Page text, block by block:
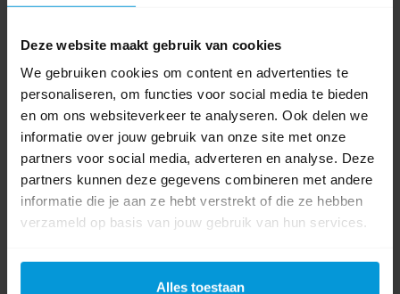
Deze website maakt gebruik van cookies
We gebruiken cookies om content en advertenties te
personaliseren, om functies voor social media te bieden
en om ons websiteverkeer te analyseren. Ook delen we
informatie over jouw gebruik van onze site met onze
partners voor social media, adverteren en analyse. Deze
partners kunnen deze gegevens combineren met andere
informatie die je aan ze hebt verstrekt of die ze hebben
verzameld op basis van jouw gebruik van hun services.
Alles toestaan
elkaar aan en is die ook niet zo diep als bij een houtenvloer.
Toch worden de groeven na verloop van tijd vies. Een paar
tips hoe je de V-voegen in je laminaat kunt schoonmaken.
Neem bijvoorbeeld een zachte bezem of borstel en doop die
in je emmer met schoonmaakazijn. Haal de bezem flink over
de groeven heen. Een andere tip is een speciale laminaat
opzetborstel voor je stofzuiger. Daarmee zuig je al het vuil
makkelijk uit je voegen.